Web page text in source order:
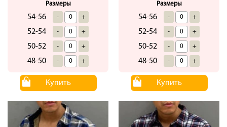
Размеры
54-56 - +
52-54 - +
50-52 - +
48-50 - +
Купить
Размеры
54-56 - +
52-54 - +
50-52 - +
48-50 - +
Купить